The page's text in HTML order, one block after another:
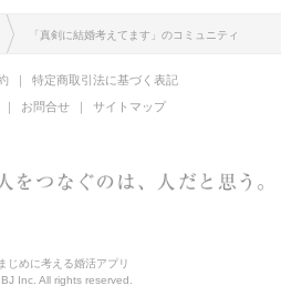
「真剣に結婚考えてます」のコミュニティ
特定商取引法に基づく表記
お問合せ サイトマップ
じめに考える婚活アプリ
Inc. All rights reserved.